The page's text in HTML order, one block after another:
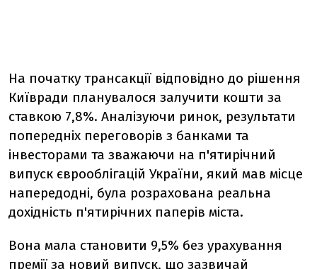
На початку трансакції відповідно до рішення
Київради планувалося залучити кошти за
ставкою 7,8%. Аналізуючи ринок, результати
попередніх переговорів з банками та
інвесторами та зважаючи на п'ятирічний
випуск єврооблігацій України, який мав місце
напередодні, була розрахована реальна
дохідність п'ятирічних паперів міста.
Вона мала становити 9,5% без урахування
премії за новий випуск, що зазвичай